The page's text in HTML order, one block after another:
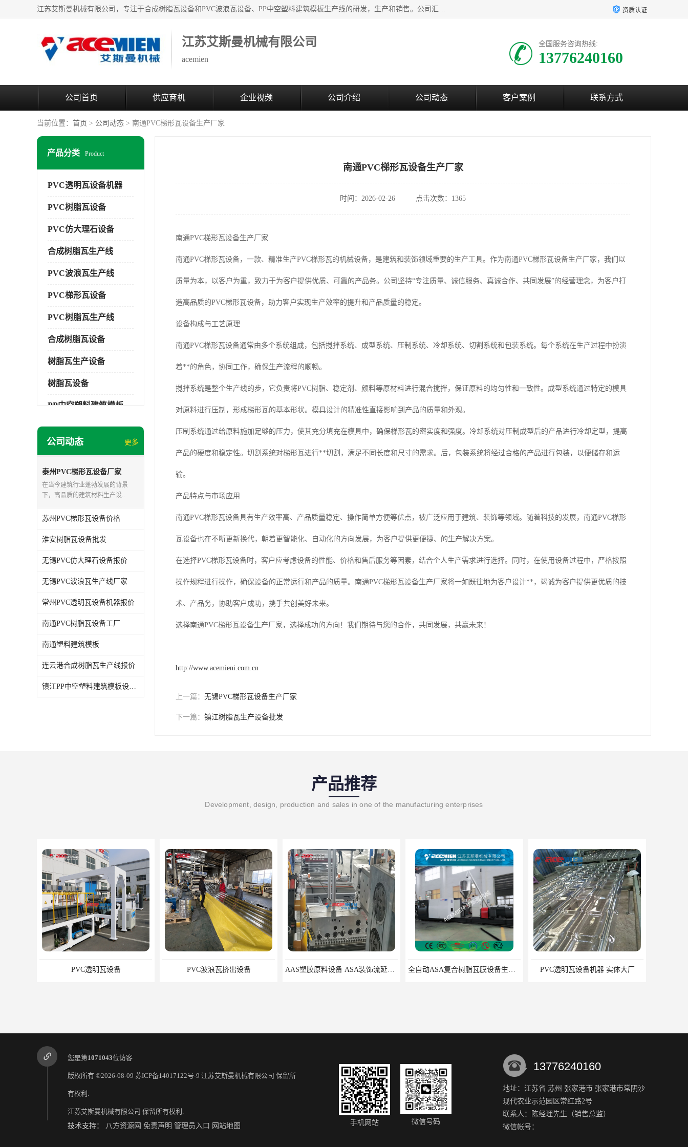
江苏艾斯曼机械有限公司，专注于合成树脂瓦设备和PVC波浪瓦设备、PP中空塑料建筑模板生产线的研发，生产和销售。公司汇集了一批专业技术领域的优秀人才，组成了以中青年科技精英为骨干的高素质科研队伍，在不断的产品研发实践中积累了丰富的产品设计经验和精深的理论知识。 资质认证
江苏艾斯曼机械有限公司
acemien
全国服务咨询热线:
13776240160
公司首页 供应商机 企业视频 公司介绍 公司动态 客户案例 联系方式
当前位置： 首页 > 公司动态 > 南通PVC梯形瓦设备生产厂家
产品分类 Product
PVC透明瓦设备机器
PVC树脂瓦设备
PVC仿大理石设备
合成树脂瓦生产线
PVC波浪瓦生产线
PVC梯形瓦设备
PVC树脂瓦生产线
合成树脂瓦设备
树脂瓦生产设备
树脂瓦设备
塑料建筑模板
公司动态 更多
泰州PVC梯形瓦设备厂家
在当今建筑行业蓬勃发展的背景
下，高品质的建筑材料生产设..
苏州PVC梯形瓦设备价格
淮安树脂瓦设备批发
无锡PVC仿大理石设备报价
无锡PVC波浪瓦生产线厂家
常州PVC透明瓦设备机器报价
南通PVC树脂瓦设备工厂
南通塑料建筑模板
连云港合成树脂瓦生产线报价
镇江PP中空塑料建筑模板设备工厂
南通PVC梯形瓦设备生产厂家
时间：2026-02-26 点击次数：1365
南通PVC梯形瓦设备生产厂家
南通PVC梯形瓦设备，一款、精准生产PVC梯形瓦的机械设备，是建筑和装饰领域重要的生产工具。作为南通PVC梯形瓦设备生产厂家，我们以
质量为本，以客户为重，致力于为客户提供优质、可靠的产品务。公司坚持“专注质量、诚信服务、真诚合作、共同发展”的经营理念，为客户打
造高品质的PVC梯形瓦设备，助力客户实现生产效率的提升和产品质量的稳定。
设备构成与工艺原理
南通PVC梯形瓦设备通常由多个系统组成，包括搅拌系统、成型系统、压制系统、冷却系统、切割系统和包装系统。每个系统在生产过程中扮演
着**的角色，协同工作，确保生产流程的顺畅。
搅拌系统是整个生产线的步，它负责将PVC树脂、稳定剂、颜料等原材料进行混合搅拌，保证原料的均匀性和一致性。成型系统通过特定的模具
对原料进行压制，形成梯形瓦的基本形状。模具设计的精准性直接影响到产品的质量和外观。
压制系统通过给原料施加足够的压力，使其充分填充在模具中，确保梯形瓦的密实度和强度。冷却系统对压制成型后的产品进行冷却定型，提高
产品的硬度和稳定性。切割系统对梯形瓦进行**切割，满足不同长度和尺寸的需求。后，包装系统将经过合格的产品进行包装，以便储存和运
输。
产品特点与市场应用
南通PVC梯形瓦设备具有生产效率高、产品质量稳定、操作简单方便等优点，被广泛应用于建筑、装饰等领域。随着科技的发展，南通PVC梯形
瓦设备也在不断更新换代，朝着更智能化、自动化的方向发展，为客户提供更便捷、的生产解决方案。
在选择PVC梯形瓦设备时，客户应考虑设备的性能、价格和售后服务等因素，结合个人生产需求进行选择。同时，在使用设备过程中，严格按照
操作规程进行操作，确保设备的正常运行和产品的质量。南通PVC梯形瓦设备生产厂家将一如既往地为客户设计**，竭诚为客户提供更优质的技
术、产品务，协助客户成功，携手共创美好未来。
选择南通PVC梯形瓦设备生产厂家，选择成功的方向！我们期待与您的合作，共同发展，共赢未来！
http://www.acemieni.com.cn
上一篇： 无锡PVC梯形瓦设备生产厂家
下一篇： 镇江树脂瓦生产设备批发
产品推荐
Development, design, production and sales in one of the manufacturing enterprises
PVC透明瓦设备 PVC波浪瓦挤出设备 AAS塑胶原料设备 ASA装饰流延薄膜 ASA薄膜挤出机 全自动ASA复合树脂瓦膜设备生产线 ASA流延膜机组设备 PVC透明瓦设备机器 实体大厂
PVC透明瓦设备机器生产厂家 规格齐全 PVC透明瓦设备 PVC透明瓦设备厂家供应 塑料瓦片制造厂家
您是第1071043位访客
版权所有 ©2026-08-09 苏ICP备14017122号-9 江苏艾斯曼机械有限公司 保留所
有权利.
江苏艾斯曼机械有限公司 保留所有权利.
技术支持： 八方资源网 免责声明 管理员入口 网站地图 手机网站 微信号码
13776240160
地址：江苏省 苏州 张家港市 张家港市常阴沙
现代农业示范园区常红路2号
联系人：陈经理先生 （销售总监）
微信帐号：